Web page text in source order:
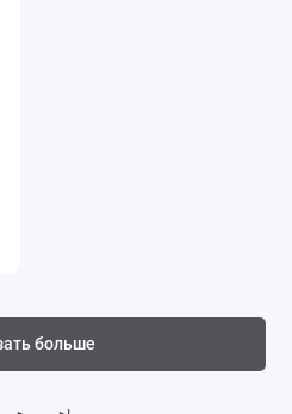
больше